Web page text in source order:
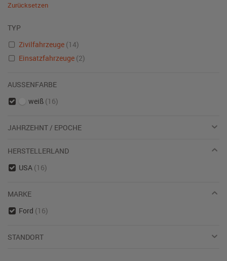
Zurücksetzen
TYP
Zivilfahrzeuge (14)
Einsatzfahrzeuge (2)
AUSSENFARBE
weiß (16)
JAHRZEHNT / EPOCHE
HERSTELLERLAND
USA (16)
MARKE
Ford (16)
STANDORT